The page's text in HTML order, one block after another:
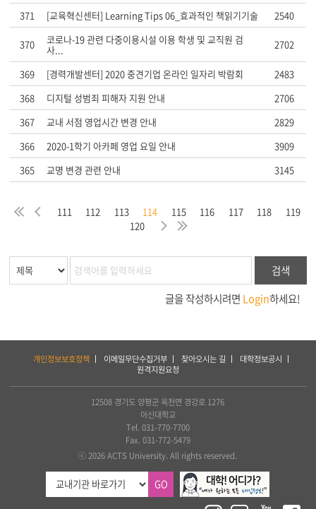
371 [교육혁신센터] Learning Tips 06_효과적인 책읽기기술 2540
370 코로나-19 관련 다중이용시설 이용 학생 및 교직원 검
사... 2702
369 [경력개발센터] 2020 중견기업 온라인 일자리 박람회
2483
368
디지털 성범죄 피해자 지원 안내
2706
367
교내 서점 영업시간 변경 안내
2829
366
2020-1학기 아카페 영업 요일 안내
3909
365
교명 변경 관련 안내 3145
처
음
이 111 112 113 114 115 116 117 118
119
120
다
음
마
지
막
검색
글을 작성하시려면 Login하세요!
개인정보보호정책 이메일무단수집거부 찾아오시는 길
대학정보공시
원격지원요청
12508 경기도 양평군 옥천면 경강로 1276
아신대학교
Tel. 031-770-7700
Fax. 031-772-5479
ⓒ 2026 ACTS University. All rights reserved.
GO